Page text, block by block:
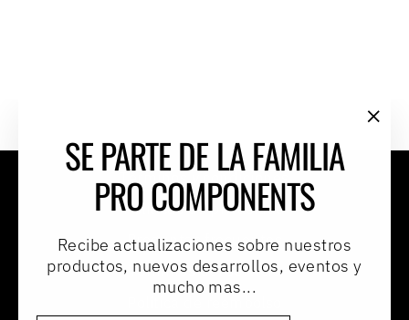
SE PARTE DE LA FAMILIA
PRO COMPONENTS
Recibe actualizaciones sobre nuestros
productos, nuevos desarrollos, eventos y
mucho mas...
Términos y condiciones
Políticas de privacidad
Preguntas frecuentes
Términos del servicio